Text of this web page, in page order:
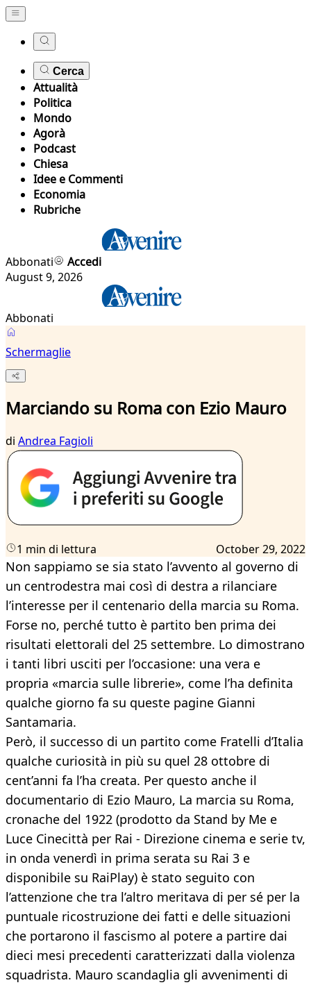
Cerca
Attualità
Politica
Mondo
Agorà
Podcast
Chiesa
Idee e Commenti
Economia
Rubriche
Abbonati
Accedi
August 9, 2026
Abbonati
Schermaglie
Marciando su Roma con Ezio Mauro
di Andrea Fagioli
1 min di lettura October 29, 2022
Non sappiamo se sia stato l’avvento al governo di
un centrodestra mai così di destra a rilanciare
l’interesse per il centenario della marcia su Roma.
Forse no, perché tutto è partito ben prima dei
risultati elettorali del 25 settembre. Lo dimostrano
i tanti libri usciti per l’occasione: una vera e
propria «marcia sulle librerie», come l’ha definita
qualche giorno fa su queste pagine Gianni
Santamaria.
Però, il successo di un partito come Fratelli d’Italia
qualche curiosità in più su quel 28 ottobre di
cent’anni fa l’ha creata. Per questo anche il
documentario di Ezio Mauro, La marcia su Roma,
cronache del 1922 (prodotto da Stand by Me e
Luce Cinecittà per Rai - Direzione cinema e serie tv,
in onda venerdì in prima serata su Rai 3 e
disponibile su RaiPlay) è stato seguito con
l’attenzione che tra l’altro meritava di per sé per la
puntuale ricostruzione dei fatti e delle situazioni
che portarono il fascismo al potere a partire dai
dieci mesi precedenti caratterizzati dalla violenza
squadrista. Mauro scandaglia gli avvenimenti di